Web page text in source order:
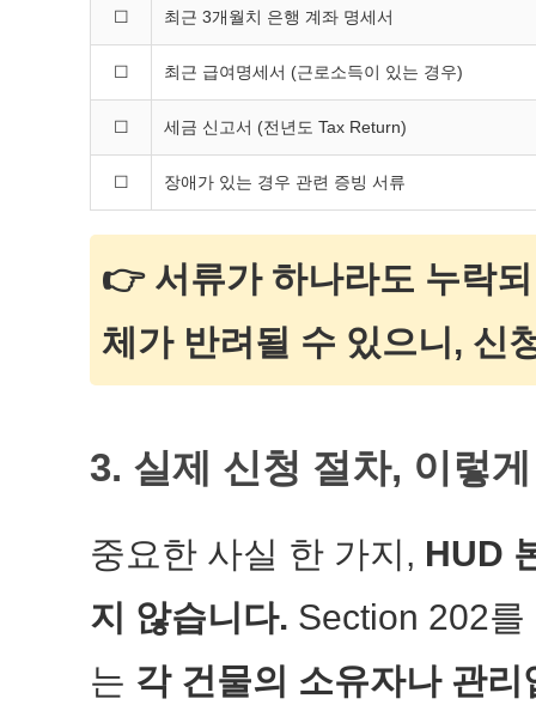
☐ 최근 3개월치 은행 계좌 명세서
☐ 최근 급여명세서 (근로소득이 있는 경우)
☐ 세금 신고서 (전년도 Tax Return)
☐ 장애가 있는 경우 관련 증빙 서류
👉 서류가 하나라도 누락
체가 반려될 수 있으니, 신
3. 실제 신청 절차, 이렇
중요한 사실 한 가지, HUD
지 않습니다. Section 202
는 각 건물의 소유자나 관